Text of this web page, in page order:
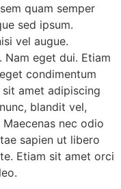
quam semper
sed ipsum.
vel augue.
eget dui. Etiam
condimentum
amet adipiscing
blandit vel,
nec odio
sapien ut libero
Etiam sit amet orci